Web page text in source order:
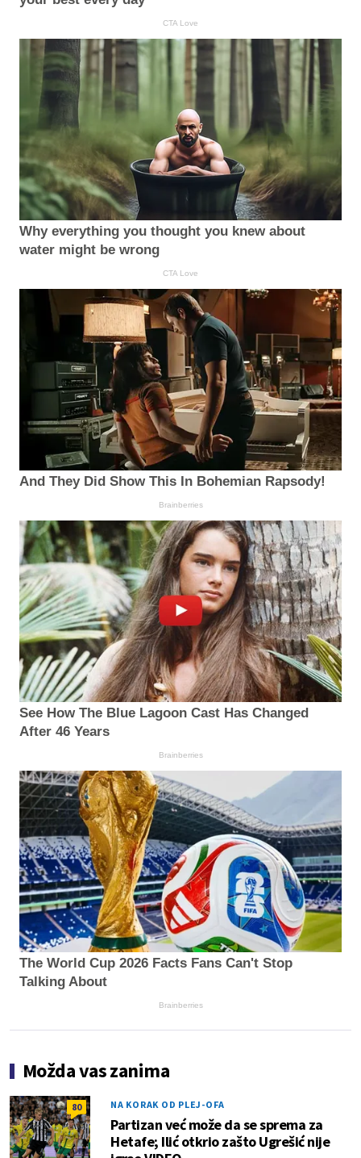
CTA Love
Why everything you thought you knew about
water might be wrong
CTA Love
And They Did Show This In Bohemian Rapsody!
Brainberries
See How The Blue Lagoon Cast Has Changed
After 46 Years
Brainberries
The World Cup 2026 Facts Fans Can't Stop
Talking About
Brainberries
Možda vas zanima
80 NA KORAK OD PLEJ-OFA
Partizan već može da se sprema za
Hetafe; Ilić otkrio zašto Ugrešić nije